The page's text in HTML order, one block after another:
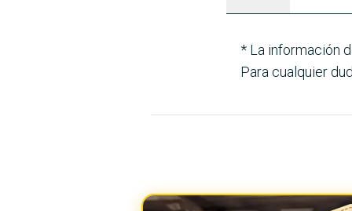
* La información
Para cualquier